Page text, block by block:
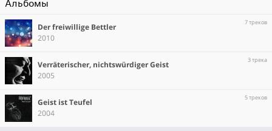
Альбомы
Der freiwillige Bettler
2010
7 треков
Verräterischer, nichtswürdiger Geist
2005
3 трека
Geist ist Teufel
2004
5 треков